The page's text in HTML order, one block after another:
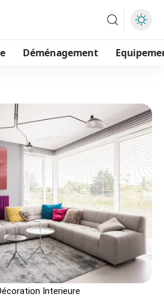
Déménagement
Interieure